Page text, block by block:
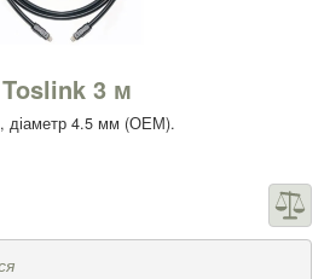
3 м
діаметр 4.5 мм (ОЕМ).